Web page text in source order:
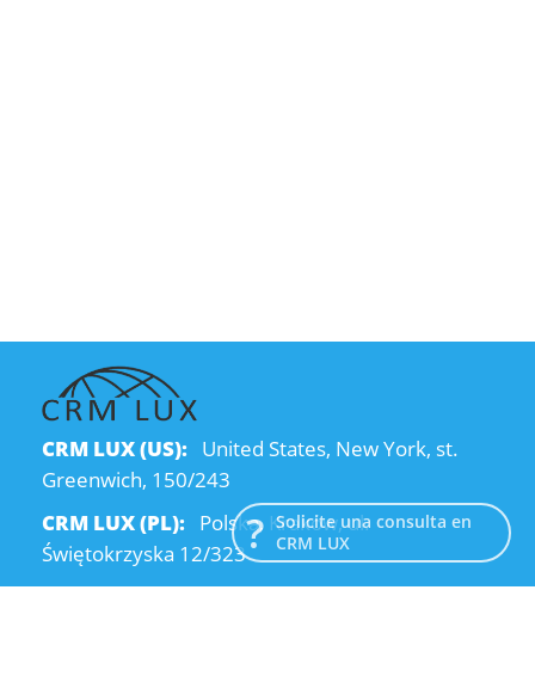
CRM LUX (US): United States, New York, st.
Greenwich, 150/243
CRM LUX (PL): Polska, Kraków, ul.
Świętokrzyska 12/323
Solicite una consulta en
CRM LUX